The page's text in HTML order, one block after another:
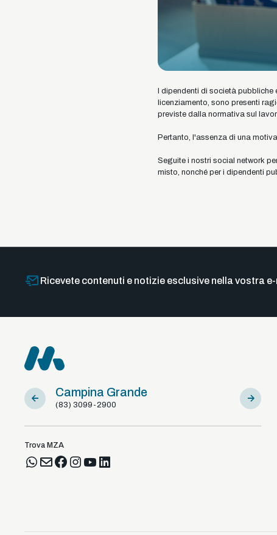
I dipendenti di società
licenziamento, sono presenti
previste dalla normativa sul
Pertanto, l'assenza di una
Seguite i nostri social network
misto, nonché per i dipendenti
Ricevete contenuti e notizie esclusive nella vostra
Campina Grande
(83) 3099-2900
Sousa
(83)
Trova MZA